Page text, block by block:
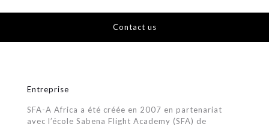
Contact us
Entreprise
SFA-A Africa a été créée en 2007 en partenariat
avec l’école Sabena Flight Academy (SFA) de